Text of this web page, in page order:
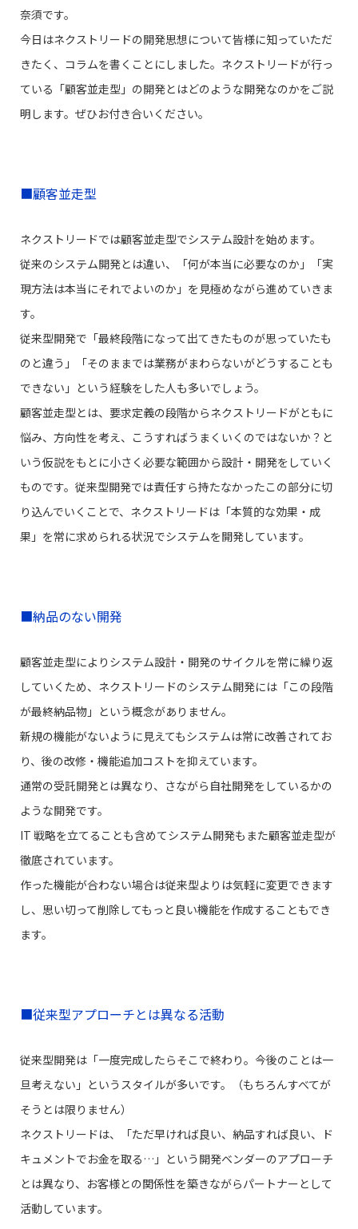
奈須です。
今日はネクストリードの開発思想について皆様に知っていただ
きたく、コラムを書くことにしました。ネクストリードが行っ
ている「顧客並走型」の開発とはどのような開発なのかをご説
明します。ぜひお付き合いください。
■顧客並走型
ネクストリードでは顧客並走型でシステム設計を始めます。
従来のシステム開発とは違い、「何が本当に必要なのか」「実
現方法は本当にそれでよいのか」を見極めながら進めていきま
す。
従来型開発で「最終段階になって出てきたものが思っていたも
のと違う」「そのままでは業務がまわらないがどうすることも
できない」という経験をした人も多いでしょう。
顧客並走型とは、要求定義の段階からネクストリードがともに
悩み、方向性を考え、こうすればうまくいくのではないか？と
いう仮説をもとに小さく必要な範囲から設計・開発をしていく
ものです。従来型開発では責任すら持たなかったこの部分に切
り込んでいくことで、ネクストリードは「本質的な効果・成
果」を常に求められる状況でシステムを開発しています。
■納品のない開発
顧客並走型によりシステム設計・開発のサイクルを常に繰り返
していくため、ネクストリードのシステム開発には「この段階
が最終納品物」という概念がありません。
新規の機能がないように見えてもシステムは常に改善されてお
り、後の改修・機能追加コストを抑えています。
通常の受託開発とは異なり、さながら自社開発をしているかの
ような開発です。
IT 戦略を立てることも含めてシステム開発もまた顧客並走型が
徹底されています。
作った機能が合わない場合は従来型よりは気軽に変更できます
し、思い切って削除してもっと良い機能を作成することもでき
ます。
■従来型アプローチとは異なる活動
従来型開発は「一度完成したらそこで終わり。今後のことは一
旦考えない」というスタイルが多いです。（もちろんすべてが
そうとは限りません）
ネクストリードは、「ただ早ければ良い、納品すれば良い、ド
キュメントでお金を取る…」という開発ベンダーのアプローチ
とは異なり、お客様との関係性を築きながらパートナーとして
活動しています。